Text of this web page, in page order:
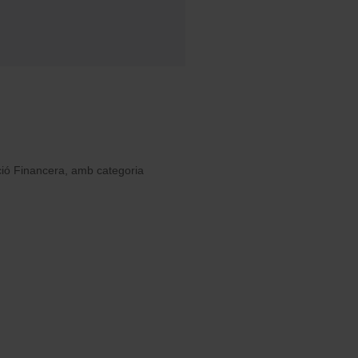
Financera, amb categoria